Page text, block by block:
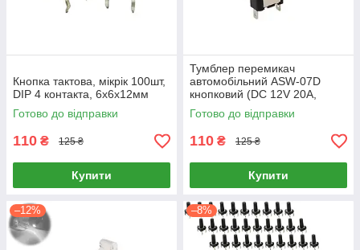
Кнопка тактова, мікрік 100шт,
DIP 4 контакта, 6х6х12мм
Готово до відправки
110 ₴ 125 ₴
Купити
Тумблер перемикач
автомобільний ASW-07D
кнопковий (DC 12V 20A,
SPST, з жовтим
підсвічуванням та захисною
Готово до відправки
110 ₴ 125 ₴
Купити
–12% –8%